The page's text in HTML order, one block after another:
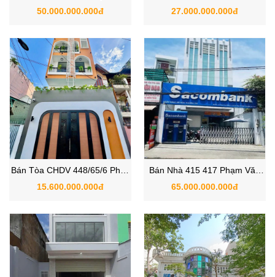
Trung, Phường 11, Quận Gò
50.000.000.000đ
số 21, Phường 8, Quận Gò
27.000.000.000đ
Bán Tòa CHDV 448/65/6 Phan
Huy Ích, Phường An Hội Tây ,
15.600.000.000đ
Bán Nhà 415 417 Phạm Văn
Chiêu, Phường An Hội Tây, Gò
65.000.000.000đ